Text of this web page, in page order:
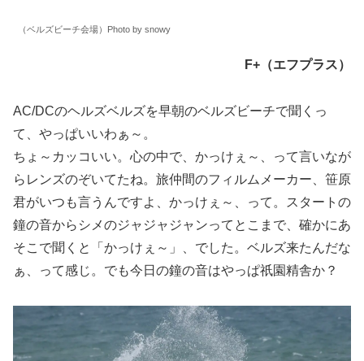
（ベルズビーチ会場）Photo by snowy
F+（エフプラス）
AC/DCのヘルズベルズを早朝のベルズビーチで聞くっ
て、やっぱいいわぁ～。
ちょ～カッコいい。心の中で、かっけぇ～、って言いなが
らレンズのぞいてたね。旅仲間のフィルムメーカー、笹原
君がいつも言うんですよ、かっけぇ～、って。スタートの
鐘の音からシメのジャジャジャンってとこまで、確かにあ
そこで聞くと「かっけぇ～」、でした。ベルズ来たんだな
ぁ、って感じ。でも今日の鐘の音はやっぱ祇園精舎か？